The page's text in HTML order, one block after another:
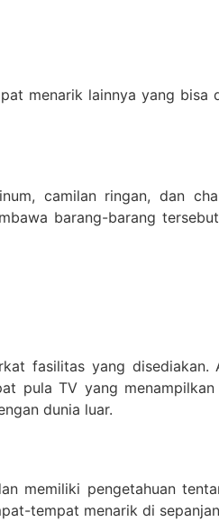
menarik lainnya yang bisa
camilan ringan, dan
barang-barang
fasilitas yang disediakan.
pula TV yang
dunia luar.
memiliki pengetahuan
tempat menarik di